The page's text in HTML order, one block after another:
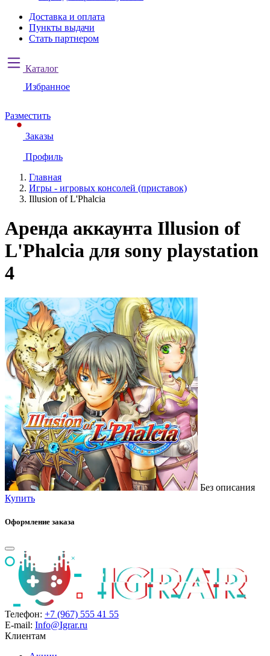
Доставка и оплата
Пункты выдачи
Стать партнером
Каталог
Избранное
Разместить
Заказы
Профиль
Главная
Игры - игровых консолей (приставок)
Illusion of L'Phalcia
Аренда аккаунта Illusion of
L'Phalcia для sony playstation
4
Без описания
Купить
Оформление заказа
Телефон: +7 (967) 555 41 55
E-mail: Info@Igrar.ru
Клиентам